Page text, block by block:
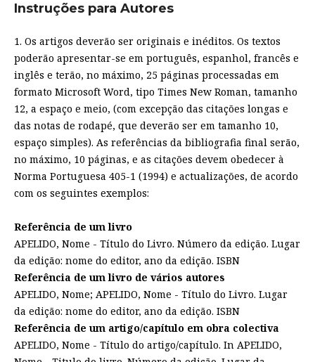
Instruções para Autores
1. Os artigos deverão ser originais e inéditos. Os textos
poderão apresentar-se em português, espanhol, francês e
inglês e terão, no máximo, 25 páginas processadas em
formato Microsoft Word, tipo Times New Roman, tamanho
12, a espaço e meio, (com excepção das citações longas e
das notas de rodapé, que deverão ser em tamanho 10,
espaço simples). As referências da bibliografia final serão,
no máximo, 10 páginas, e as citações devem obedecer à
Norma Portuguesa 405-1 (1994) e actualizações, de acordo
com os seguintes exemplos:
Referência de um livro
APELIDO, Nome - Título do Livro. Número da edição. Lugar
da edição: nome do editor, ano da edição. ISBN
Referência de um livro de vários autores
APELIDO, Nome; APELIDO, Nome - Título do Livro. Lugar
da edição: nome do editor, ano da edição. ISBN
Referência de um artigo/capítulo em obra colectiva
APELIDO, Nome - Título do artigo/capítulo. In APELIDO,